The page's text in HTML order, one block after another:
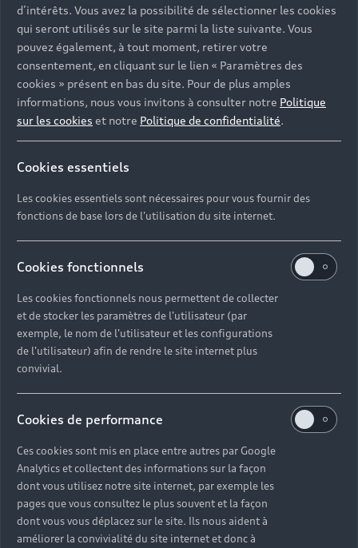
En mode « Sport » avec une longueur de 4,94
l'Audi RS 5 Sportback3), l'Audi skysphere
concept¹ devient une voiture de sport agile.
disponible comme modèle de série.
L'empattement variable
permet de passer d'une
expérience « Sport » à une
expérience « Grand Touring ».
L'intérieur de ce véhicule de la
catégorie luxe est un espace
d’intérêts. Vous avez la possibilité de sélectionner les cookies
qui seront utilisés sur le site parmi la liste suivante. Vous
pouvez également, à tout moment, retirer votre
consentement, en cliquant sur le lien « Paramètres des
cookies » présent en bas du site. Pour de plus amples
informations, nous vous invitons à consulter notre Politique
sur les cookies et notre Politique de confidentialité.
Cookies essentiels
Les cookies essentiels sont nécessaires pour vous fournir des
fonctions de base lors de l'utilisation du site internet.
Cookies fonctionnels
Les cookies fonctionnels nous permettent de collecter
et de stocker les paramètres de l'utilisateur (par
exemple, le nom de l'utilisateur et les configurations
de l'utilisateur) afin de rendre le site internet plus
convivial.
Cookies de performance
Ces cookies sont mis en place entre autres par Google
Analytics et collectent des informations sur la façon
dont vous utilisez notre site internet, par exemple les
pages que vous consultez le plus souvent et la façon
dont vous vous déplacez sur le site. Ils nous aident à
améliorer la convivialité du site internet et donc à